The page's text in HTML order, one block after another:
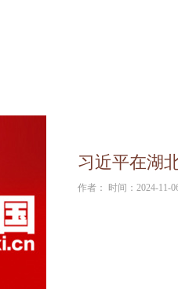
习近平在湖
作者： 时间：2024-11-